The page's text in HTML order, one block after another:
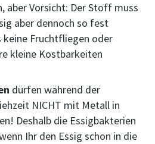
aber Vorsicht: Der Stoff muss
aber dennoch so fest
keine Fruchtfliegen oder
kleine Kostbarkeiten
dürfen während der
NICHT mit Metall in
Deshalb die Essigbakterien
Ihr den Essig schon in die